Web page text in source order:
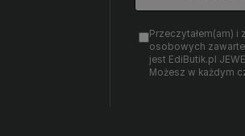
Przeczytałem(am) i
osobowych
jest EdiButik.pl
Możesz w każdym